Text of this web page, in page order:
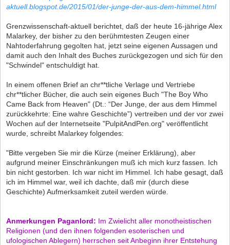
aktuell.blogspot.de/2015/01/der-junge-der-aus-dem-himmel.html
Grenzwissenschaft-aktuell berichtet, daß der heute 16-jährige Alex
Malarkey, der bisher zu den berühmtesten Zeugen einer
Nahtoderfahrung gegolten hat, jetzt seine eigenen Aussagen und
damit auch den Inhalt des Buches zurückgezogen und sich für den
"Schwindel" entschuldigt hat.
In einem offenen Brief an chr**tliche Verlage und Vertriebe
chr**tlicher Bücher, die auch sein eigenes Buch "The Boy Who
Came Back from Heaven" (Dt.: “Der Junge, der aus dem Himmel
zurückkehrte: Eine wahre Geschichte”) vertreiben und der vor zwei
Wochen auf der Internetseite "PulpitAndPen.org" veröffentlicht
wurde, schreibt Malarkey folgendes:
"Bitte vergeben Sie mir die Kürze (meiner Erklärung), aber
aufgrund meiner Einschränkungen muß ich mich kurz fassen. Ich
bin nicht gestorben. Ich war nicht im Himmel. Ich habe gesagt, daß
ich im Himmel war, weil ich dachte, daß mir (durch diese
Geschichte) Aufmerksamkeit zuteil werden würde.
Anmerkungen Paganlord: Im Zwielicht aller monotheistischen
Religionen (und den ihnen folgenden esoterischen und
ufologischen Ablegern) herrschen seit Anbeginn ihrer Entstehung